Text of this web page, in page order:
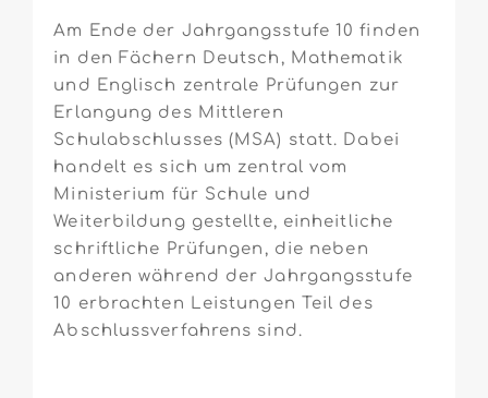
Am Ende der Jahrgangsstufe 10 finden
in den Fächern Deutsch, Mathematik
und Englisch zentrale Prüfungen zur
Erlangung des Mittleren
Schulabschlusses (MSA) statt. Dabei
handelt es sich um zentral vom
Ministerium für Schule und
Weiterbildung gestellte, einheitliche
schriftliche Prüfungen, die neben
anderen während der Jahrgangsstufe
10 erbrachten Leistungen Teil des
Abschlussverfahrens sind.